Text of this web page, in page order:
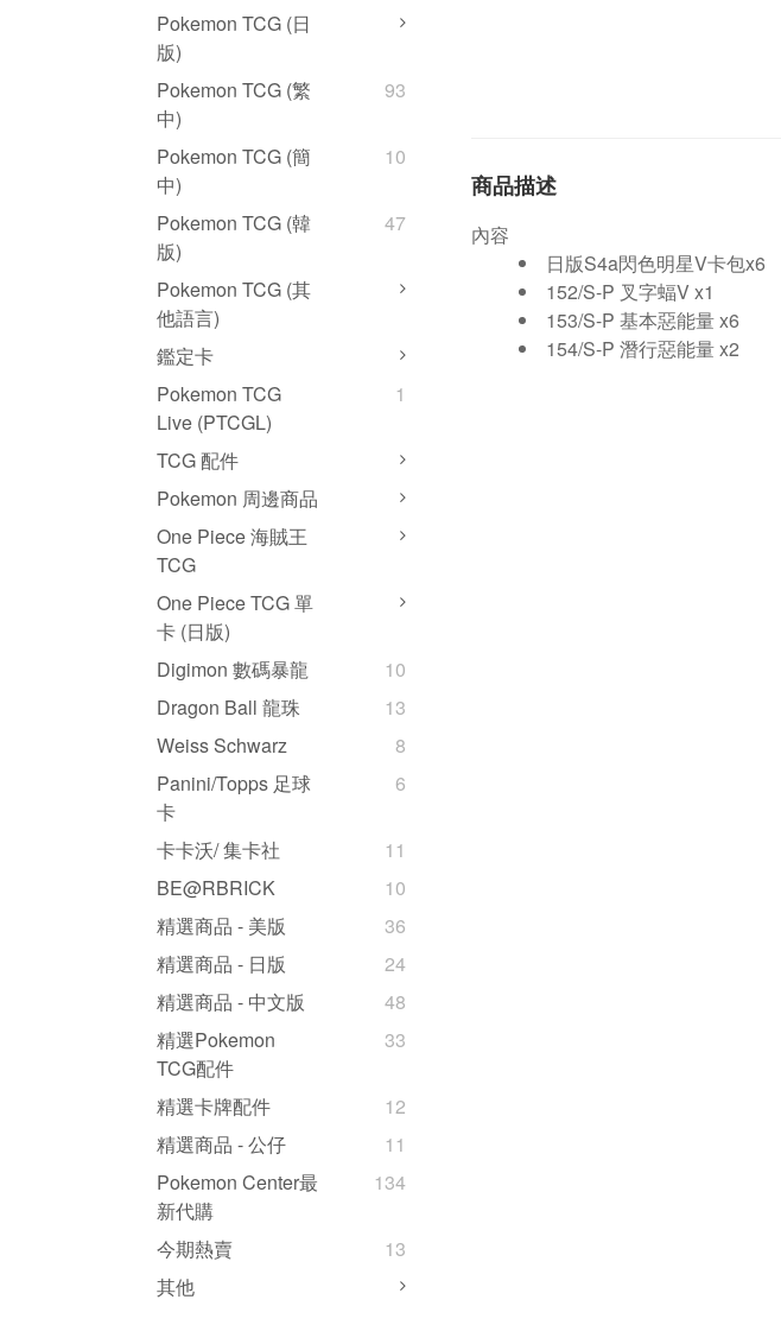
Pokemon TCG (日
版)
Pokemon TCG (繁
中)
93
Pokemon TCG (簡
中)
10
Pokemon TCG (韓
版)
47
Pokemon TCG (其
他語言)
鑑定卡
Pokemon TCG
Live (PTCGL)
1
TCG 配件
Pokemon 周邊商品
One Piece 海賊王
TCG
One Piece TCG 單
卡 (日版)
Digimon 數碼暴龍
10
Dragon Ball 龍珠
13
Weiss Schwarz
8
Panini/Topps 足球
卡
6
卡卡沃/ 集卡社
11
BE@RBRICK
10
精選商品 - 美版
36
精選商品 - 日版
24
精選商品 - 中文版
48
精選Pokemon
TCG配件
33
精選卡牌配件
12
精選商品 - 公仔
11
Pokemon Center最
新代購
134
今期熱賣
13
其他
商品描述
內容
日版S4a閃色明星V卡包x6
152/S-P 叉字蝠V x1
153/S-P 基本惡能量 x6
154/S-P 潛行惡能量 x2